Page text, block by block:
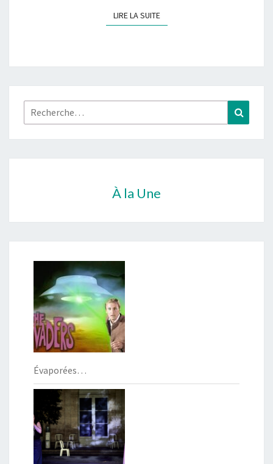
LIRE LA SUITELIRE LA SUITE
Rechercher :
À la Une
Évaporées…